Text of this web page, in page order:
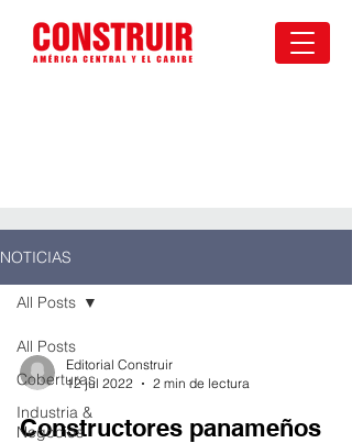
NOTICIAS
All Posts
Coberturas
Industria &
Negocios
All Posts
Editorial Construir
12 jul 2022
2 min de lectura
Constructores panameños